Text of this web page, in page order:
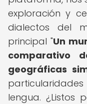
exploración y
dialectos del
principal "Un
comparativo
geográficas
lengua. ¿Listos